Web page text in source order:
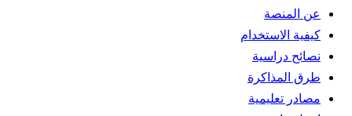
عن المنصة
كيفية الاستخدام
نصائح دراسية
طرق المذاكرة
مصادر تعليمية